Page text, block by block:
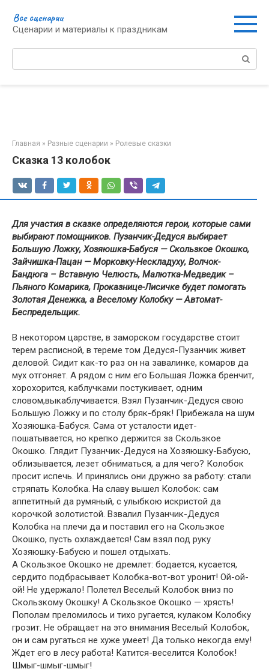
контенту
Все сценарии
Сценарии и материалы к праздникам
Поиск:
Главная » Разные сценарии » Ролевые сказки
Сказка 13 колобок
Для участия в сказке определяются герои, которые сами
выбирают помощников. Пузанчик-Дедуся выбирает
Большую Ложку, Хозяюшка-Бабуся — Скользкое Окошко,
Зайчишка-Пацан — Морковку-Нескладуху, Волчок-
Бандюга – Вставную Челюсть, Малютка-Медведик –
Пьяного Комарика, Проказнице-Лисичке будет помогать
Золотая Денежка, а Веселому Колобку — Автомат-
Беспредельщик.
В некотором царстве, в заморском государстве стоит
терем расписной, в тереме том Дедуся-Пузанчик живет
деловой. Сидит как-то раз он на завалинке, комаров да
мух отгоняет. А рядом с ним его Большая Ложка бренчит,
хорохорится, каблучками постукивает, одним
словом,выкаблучивается. Взял Пузанчик-Дедуся свою
Большую Ложку и по столу бряк-бряк! Прибежала на шум
Хозяюшка-Бабуся. Сама от усталости идет-
пошатывается, но крепко держится за Скользкое
Окошко. Глядит Пузанчик-Дедуся на Хозяюшку-Бабусю,
облизывается, лезет обниматься, а для чего? Колобок
просит испечь. И принялись они дружно за работу: стали
стряпать Колобка. На славу вышел Колобок: сам
аппетитный да румяный, с улыбкою искристой да
корочкой золотистой. Взвалил Пузанчик-Дедуся
Колобка на плечи да и поставил его на Скользкое
Окошко, пусть охлаждается! Сам взял под руку
Хозяюшку-Бабусю и пошел отдыхать.
А Скользкое Окошко не дремлет: бодается, кусается,
сердито подбрасывает Колобка-вот-вот уронит! Ой-ой-
ой! Не удержало! Полетел Веселый Колобок вниз по
Скользкому Окошку! А Скользкое Окошко — хрясть!
Пополам преломилось и тихо ругается, кулаком Колобку
грозит. Не обращает на это внимания Веселый Колобок,
он и сам ругаться не хуже умеет! Да только некогда ему!
Ждет его в лесу работа! Катится-веселится Колобок!
Шмыг-шмыг-шмыг!